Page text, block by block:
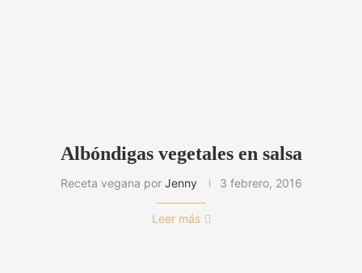
Albóndigas vegetales en salsa
Receta vegana por Jenny 3 febrero, 2016
Leer más